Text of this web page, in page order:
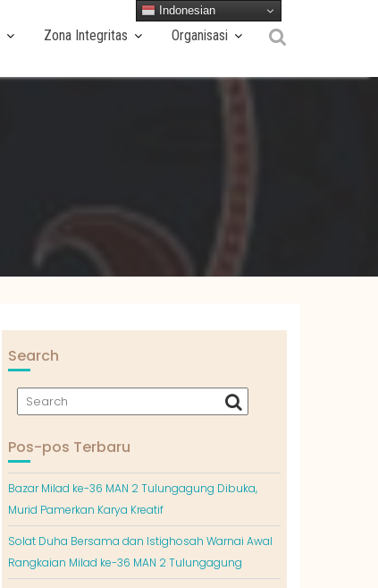
Zona Integritas Organisasi
Search
Pos-pos Terbaru
Bazar Milad ke-36 MAN 2 Tulungagung Dibuka,
Murid Pamerkan Karya Kreatif
Solat Duha Bersama dan Istighosah Warnai Awal
Rangkaian Milad ke-36 MAN 2 Tulungagung
Indonesian